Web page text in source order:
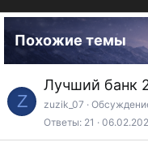
Похожие темы
Z
Лучший банк
zuzik_07
Ответы 21